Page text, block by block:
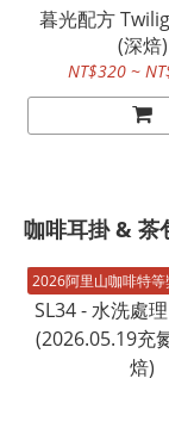
暮光配方
(深焙)
NT$320 ~
咖啡耳掛 & 茶
2026阿里山咖啡特等